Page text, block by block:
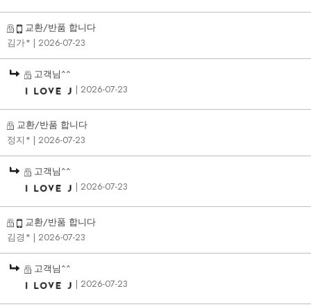
교환/반품 합니다
김가* | 2026-07-23
고객님^^
| 2026-07-23
교환/반품 합니다
정지* | 2026-07-23
고객님^^
| 2026-07-23
교환/반품 합니다
김경* | 2026-07-23
고객님^^
| 2026-07-23